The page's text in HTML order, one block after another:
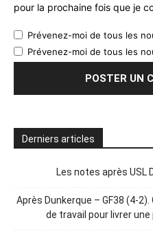
pour la prochaine fois que je
Prévenez-moi de tous les
Prévenez-moi de tous les
Derniers articles
Les notes après USL
Après Dunkerque – GF38 (4-
de travail pour livrer